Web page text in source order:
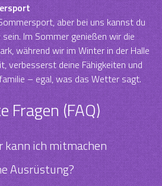
aber bei uns kannst du
Im Sommer genießen wir die
während wir im Winter in der Halle
verbesserst deine Fähigkeiten und
– egal, was das Wetter sagt.
Fragen (FAQ)
kann ich mitmachen
Ausrüstung?